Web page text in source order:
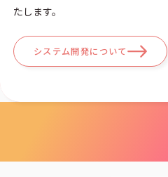
たします。
システム開発について